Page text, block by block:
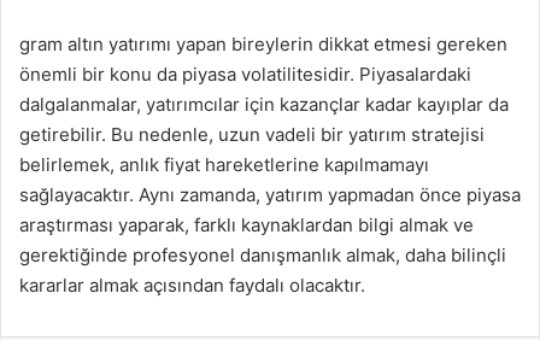
gram altın yatırımı yapan bireylerin dikkat etmesi gereken
önemli bir konu da piyasa volatilitesidir. Piyasalardaki
dalgalanmalar, yatırımcılar için kazançlar kadar kayıplar da
getirebilir. Bu nedenle, uzun vadeli bir yatırım stratejisi
belirlemek, anlık fiyat hareketlerine kapılmamayı
sağlayacaktır. Aynı zamanda, yatırım yapmadan önce piyasa
araştırması yaparak, farklı kaynaklardan bilgi almak ve
gerektiğinde profesyonel danışmanlık almak, daha bilinçli
kararlar almak açısından faydalı olacaktır.